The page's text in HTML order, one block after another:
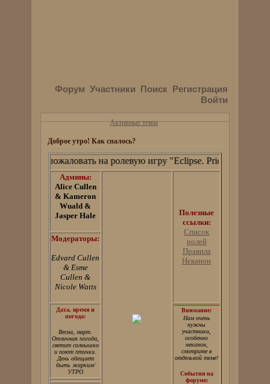
Форум Участники Поиск Регистрация
Войти
Активные темы
Доброе утро! Как спалось?
Добро пожаловать на ролевую игру "Eclipse. Pride and
Админы:
Alice Cullen
& Kameron
Wuald &
Jasper Hale
Полезные
ссылки:
Список
ролей
Правила
Неканон
Модераторы:
Edvard Cullen
& Esme
Cullen &
Nicole Watts
Дата, время и
погода:
Весна, март.
Отличная погода,
светит солнышко
и поют птички.
День обещает
быть жарким/
УТРО
Внимание:
Нам очень
нужны
участники,
особенно
неканон,
смотрите в
отдельной теме!
События на
форуме: